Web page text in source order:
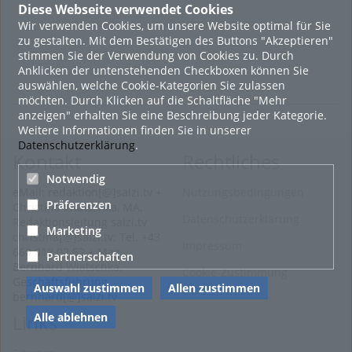
Diese Webseite verwendet Cookies
Wir verwenden Cookies, um unsere Website optimal für Sie
zu gestalten. Mit dem Bestätigen des Buttons "Akzeptieren"
stimmen Sie der Verwendung von Cookies zu. Durch
Anklicken der untenstehenden Checkboxen können Sie
auswählen, welche Cookie-Kategorien Sie zulassen
möchten. Durch Klicken auf die Schaltfläche "Mehr
anzeigen" erhalten Sie eine Beschreibung jeder Kategorie.
Weitere Informationen finden Sie in unserer
Datenschutzerklärung.
Notwendig
Präferenzen
Marketing
Partnerschaften
Auswahl zustimmen
Allen zustimmen
Alle ablehnen
Kontakt
Christina Wiatschka, MA,
Redaktionsleitung salzi.tv
christina[@]salzi.tv; Tel. +43
660 818 02 52 + Mag.
Bernhard Wiatschka,
Geschäftsführung
bernhard[@]salzi.tv
Rechtliches
Cookie-Zustimmung
Links